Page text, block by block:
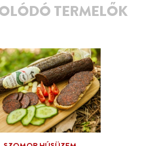
TERMELŐK